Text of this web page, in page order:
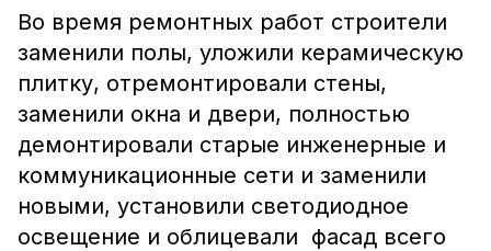
Во время ремонтных работ строители
заменили полы, уложили керамическую
плитку, отремонтировали стены,
заменили окна и двери, полностью
демонтировали старые инженерные и
коммуникационные сети и заменили
новыми, установили светодиодное
освещение и облицевали фасад всего